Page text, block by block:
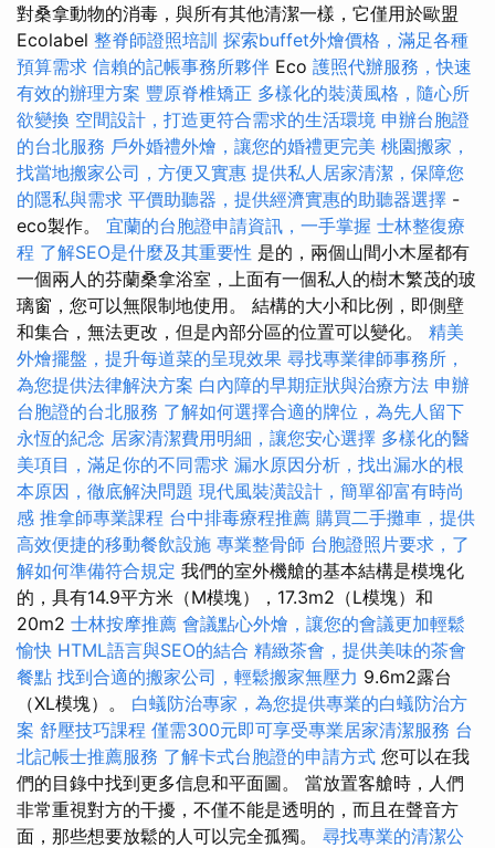
對桑拿動物的消毒，與所有其他清潔一樣，它僅用於歐盟
Ecolabel 整脊師證照培訓 探索buffet外燴價格，滿足各種
預算需求 信賴的記帳事務所夥伴 Eco 護照代辦服務，快速
有效的辦理方案 豐原脊椎矯正 多樣化的裝潢風格，隨心所
欲變換 空間設計，打造更符合需求的生活環境 申辦台胞證
的台北服務 戶外婚禮外燴，讓您的婚禮更完美 桃園搬家，
找當地搬家公司，方便又實惠 提供私人居家清潔，保障您
的隱私與需求 平價助聽器，提供經濟實惠的助聽器選擇 -
eco製作。 宜蘭的台胞證申請資訊，一手掌握 士林整復療
程 了解SEO是什麼及其重要性 是的，兩個山間小木屋都有
一個兩人的芬蘭桑拿浴室，上面有一個私人的樹木繁茂的玻
璃窗，您可以無限制地使用。 結構的大小和比例，即側壁
和集合，無法更改，但是內部分區的位置可以變化。 精美
外燴擺盤，提升每道菜的呈現效果 尋找專業律師事務所，
為您提供法律解決方案 白內障的早期症狀與治療方法 申辦
台胞證的台北服務 了解如何選擇合適的牌位，為先人留下
永恆的紀念 居家清潔費用明細，讓您安心選擇 多樣化的醫
美項目，滿足你的不同需求 漏水原因分析，找出漏水的根
本原因，徹底解決問題 現代風裝潢設計，簡單卻富有時尚
感 推拿師專業課程 台中排毒療程推薦 購買二手攤車，提供
高效便捷的移動餐飲設施 專業整骨師 台胞證照片要求，了
解如何準備符合規定 我們的室外機艙的基本結構是模塊化
的，具有14.9平方米（M模塊），17.3m2（L模塊）和
20m2 士林按摩推薦 會議點心外燴，讓您的會議更加輕鬆
愉快 HTML語言與SEO的結合 精緻茶會，提供美味的茶會
餐點 找到合適的搬家公司，輕鬆搬家無壓力 9.6m2露台
（XL模塊）。 白蟻防治專家，為您提供專業的白蟻防治方
案 舒壓技巧課程 僅需300元即可享受專業居家清潔服務 台
北記帳士推薦服務 了解卡式台胞證的申請方式 您可以在我
們的目錄中找到更多信息和平面圖。 當放置客艙時，人們
非常重視對方的干擾，不僅不能是透明的，而且在聲音方
面，那些想要放鬆的人可以完全孤獨。 尋找專業的清潔公